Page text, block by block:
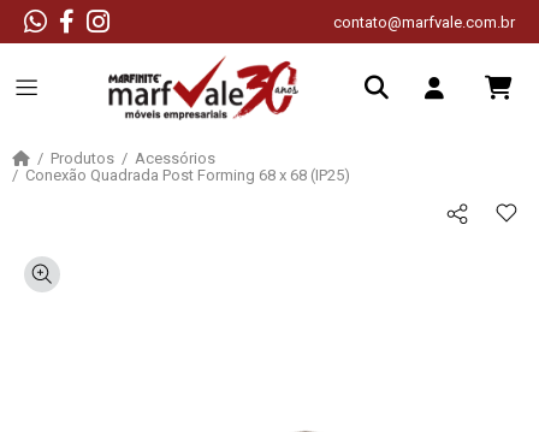
contato@marfvale.com.br
Produtos
Acessórios
Conexão Quadrada Post Forming 68 x 68 (IP25)